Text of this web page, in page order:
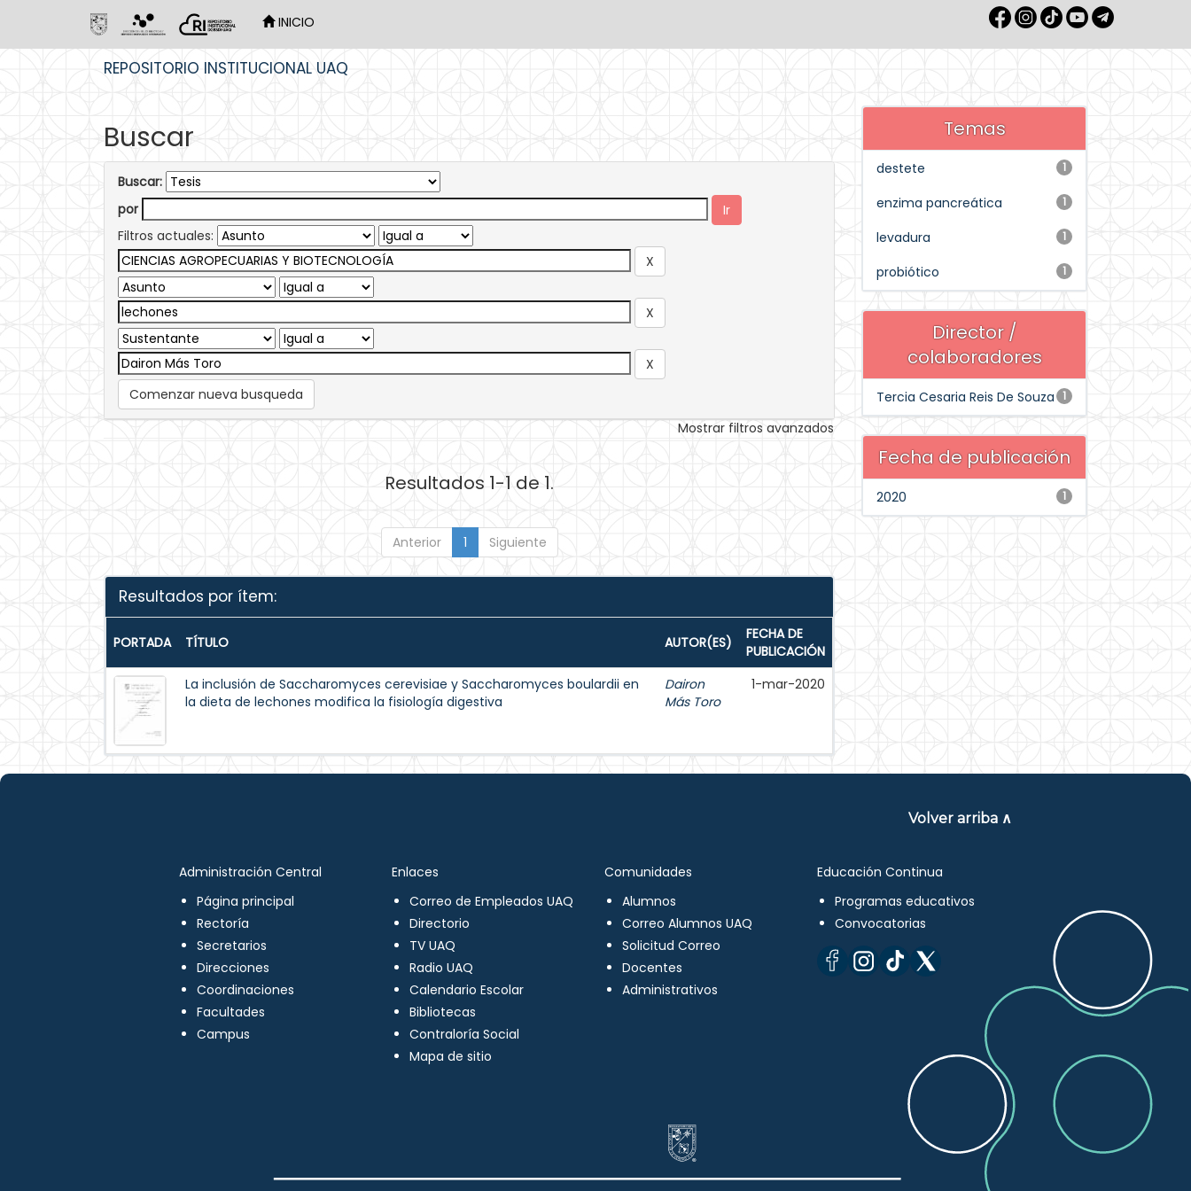
INICIO
REPOSITORIO INSTITUCIONAL UAQ
Buscar
Buscar:
por
Filtros actuales:
Comenzar nueva busqueda
Mostrar filtros avanzados
Resultados 1-1 de 1.
Anterior 1 Siguiente
Resultados por ítem:
PORTADA TÍTULO AUTOR(ES)
FECHA DE
PUBLICACIÓN
La inclusión de Saccharomyces cerevisiae y Saccharomyces boulardii en
la dieta de lechones modifica la fisiología digestiva
Dairon
Más Toro
1-mar-2020
Temas
1
destete
1
enzima pancreática
1
levadura
1
probiótico
Director /
colaboradores
1
Tercia Cesaria Reis De Souza
Fecha de publicación
1
2020
Volver arriba ∧
Administración Central
Página principal
Rectoría
Secretarios
Direcciones
Coordinaciones
Facultades
Campus
Enlaces
Correo de Empleados UAQ
Directorio
TV UAQ
Radio UAQ
Calendario Escolar
Bibliotecas
Contraloría Social
Mapa de sitio
Comunidades
Alumnos
Correo Alumnos UAQ
Solicitud Correo
Docentes
Administrativos
Educación Continua
Programas educativos
Convocatorias